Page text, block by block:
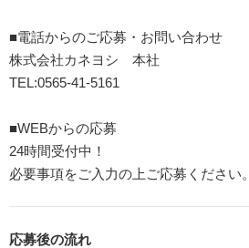
■電話からのご応募・お問い合わせ
株式会社カネヨシ 本社
TEL:0565-41-5161
■WEBからの応募
24時間受付中！
必要事項をご入力の上ご応募ください。
応募後の流れ